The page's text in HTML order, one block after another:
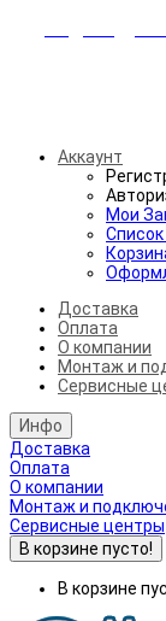
Аккаунт
Мои
Доставка
Оплата
О компании
Монтаж и
Сервисные
Инфо
Доставка
Оплата
О компании
Монтаж и
Сервисные центры
В корзине пусто!
В корзине